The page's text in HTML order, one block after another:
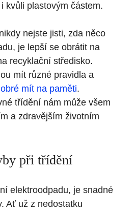
kvůli plastovým částem.
nejste jisti, zda něco
je lepší se obrátit na
recyklační středisko.
mít různé pravidla a
mít na paměti.
třídění nám může všem
a zdravějším životním
při třídění
elektroodpadu, je snadné
Ať už z nedostatku